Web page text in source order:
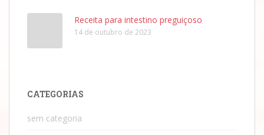
Receita para intestino preguiçoso
14 de outubro de 2023
CATEGORIAS
sem categoria